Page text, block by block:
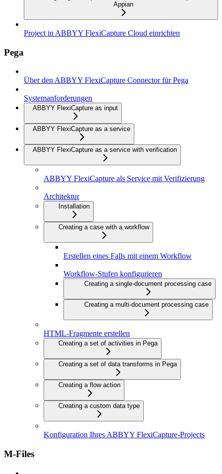
Appian
Project in ABBYY FlexiCapture Cloud einrichten
Pega
Über den ABBYY FlexiCapture Connector für Pega
Systemanforderungen
ABBYY FlexiCapture as input
ABBYY FlexiCapture as a service
ABBYY FlexiCapture as a service with verification
ABBYY FlexiCapture als Service mit Verifizierung
Architektur
Installation
Creating a case with a workflow
Erstellen eines Falls mit einem Workflow
Workflow-Stufen konfigurieren
Creating a single-document processing case
Creating a multi-document processing case
HTML-Fragmente erstellen
Creating a set of activities in Pega
Creating a set of data transforms in Pega
Creating a flow action
Creating a custom data type
Konfiguration Ihres ABBYY FlexiCapture-Projects
M-Files